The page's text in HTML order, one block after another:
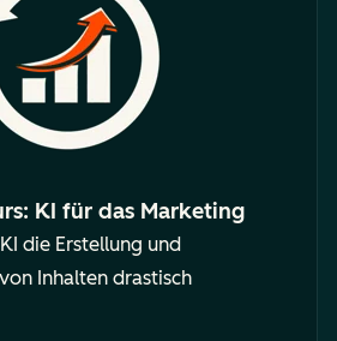
KI für das Marketing
die Erstellung und
Inhalten drastisch